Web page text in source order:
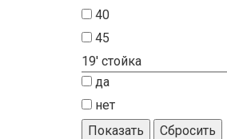
40
45
19' стойка
да
нет
Показать
Сбросить